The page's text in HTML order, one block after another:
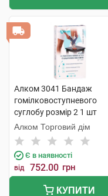
Алком 3041 Бандаж
гомілковоступневого
суглобу розмір 2 1 шт
Алком Торговий дім
Є в наявності
від 752.00 грн
КУПИТИ